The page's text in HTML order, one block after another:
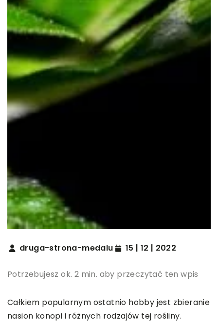
druga-strona-medalu 15 | 12 | 2022
Potrzebujesz ok. 2 min. aby przeczytać ten wpis
Całkiem popularnym ostatnio hobby jest zbieranie
nasion konopi i różnych rodzajów tej rośliny.